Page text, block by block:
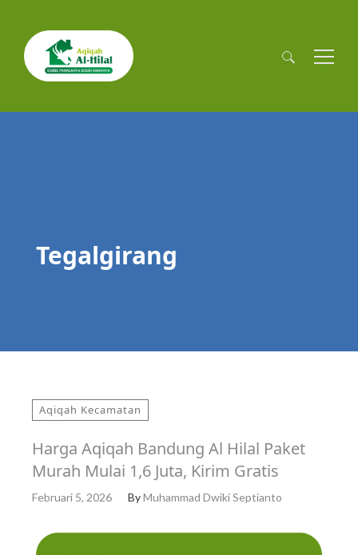
Cari
Tegalgirang
Aqiqah Kecamatan
Harga Aqiqah Bandung Al Hilal Paket
Murah Mulai 1,6 Juta, Kirim Gratis
Februari 5, 2026 ByMuhammad Dwiki Septianto